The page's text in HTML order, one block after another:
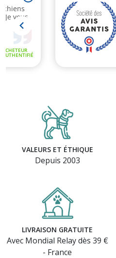
VALEURS ET ÉTHIQUE
Depuis 2003
LIVRAISON GRATUITE
Avec Mondial Relay dès 39 €
- France